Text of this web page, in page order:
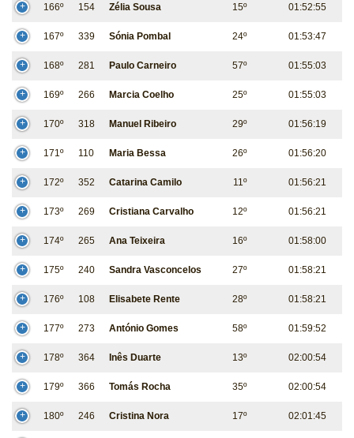
166º 154 Zélia Sousa 15º 01:52:55
167º 339 Sónia Pombal 24º 01:53:47
168º 281 Paulo Carneiro 57º 01:55:03
169º 266 Marcia Coelho 25º 01:55:03
170º 318 Manuel Ribeiro 29º 01:56:19
171º 110 Maria Bessa 26º 01:56:20
172º 352 Catarina Camilo 11º 01:56:21
173º 269 Cristiana Carvalho 12º 01:56:21
174º 265 Ana Teixeira 16º 01:58:00
175º 240 Sandra Vasconcelos 27º 01:58:21
176º 108 Elisabete Rente 28º 01:58:21
177º 273 António Gomes 58º 01:59:52
178º 364 Inês Duarte 13º 02:00:54
179º 366 Tomás Rocha 35º 02:00:54
180º 246 Cristina Nora 17º 02:01:45